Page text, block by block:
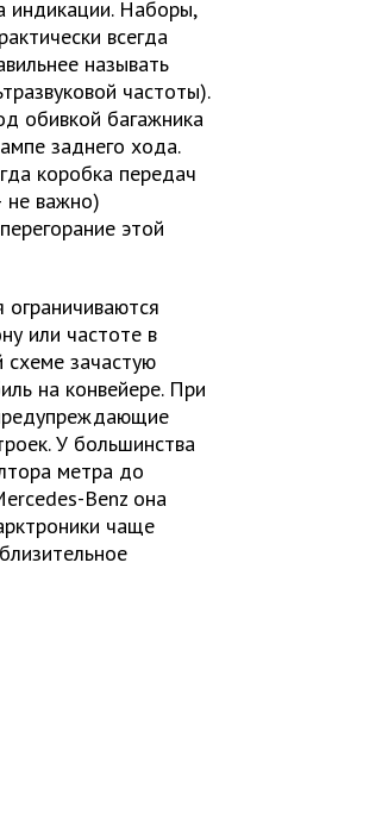
индикации. Наборы,
всегда
называть
частоты).
обивкой багажника
заднего хода.
коробка передач
не важно)
этой
или частоте в
схеме зачастую
на конвейере. При
У большинства
метра до
Benz она
чаще